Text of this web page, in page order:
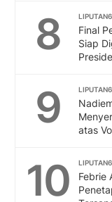
8
Final
Siap
9
atas
10
Febrie